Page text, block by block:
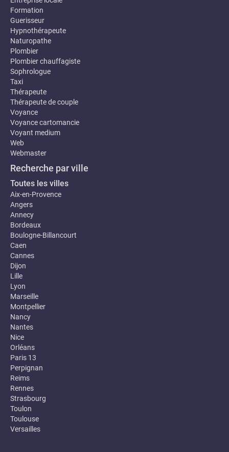
Formation
Guerisseur
Hypnothérapeute
Naturopathe
Plombier
Plombier chauffagiste
Sophrologue
Taxi
Thérapeute
Thérapeute de couple
Voyance
Voyance cartomancie
Voyant medium
Web
Webmaster
Recherche par ville
Toutes les villes
Aix-en-Provence
Angers
Annecy
Bordeaux
Boulogne-Billancourt
Caen
Cannes
Dijon
Lille
Lyon
Marseille
Montpellier
Nancy
Nantes
Nice
Orléans
Paris 13
Perpignan
Reims
Rennes
Strasbourg
Toulon
Toulouse
Versailles